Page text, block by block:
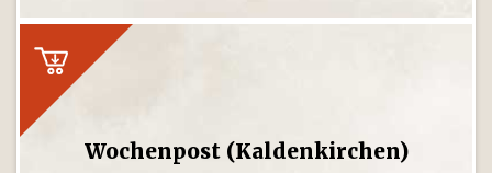
Wochenpost (Kaldenkirchen)